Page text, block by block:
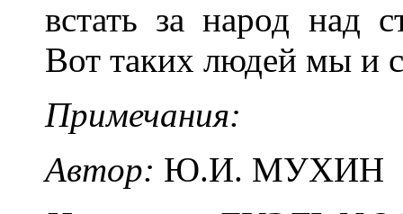
встать за народ над
Вот таких людей мы и
Примечания:
Автор: Ю.И. МУХИН